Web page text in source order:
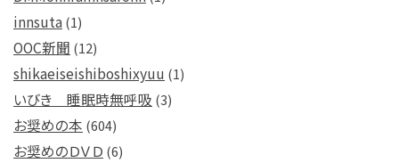
innsuta(1)
OOC新聞 (12)
shikaeiseishiboshixyuu (1)
いびき 睡眠時無呼吸 (3)
お奨めの本 (604)
お奨めのＤＶＤ (6)